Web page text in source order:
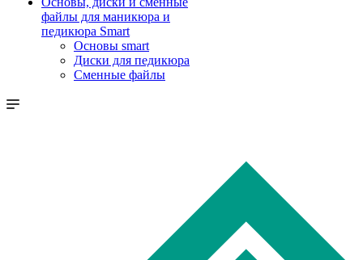
файлы для маникюра и
педикюра Smart
Основы smart
Диски для педикюра
Сменные файлы